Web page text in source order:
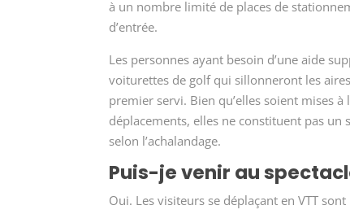
à un nombre limité de places de
d’entrée.
Les personnes ayant besoin d’une aide
voiturettes de golf qui sillonneront les
premier servi. Bien qu’elles soient mises
déplacements, elles ne constituent pas un
selon l’achalandage.
Puis-je venir au
Oui. Les visiteurs se déplaçant en VTT